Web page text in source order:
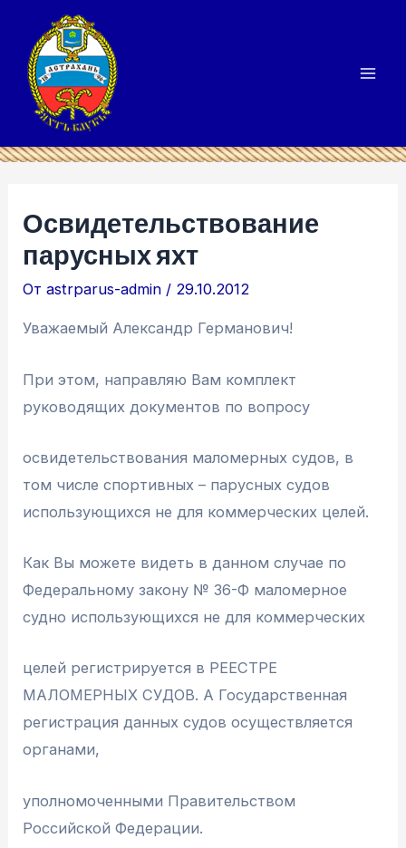
Перейти
содержимому
Освидетельствование
парусных яхт
Отastrparus-admin / 29.10.2012
Уважаемый Александр Германович!
При этом, направляю Вам комплект
руководящих документов по вопросу
освидетельствования маломерных судов, в
том числе спортивных – парусных судов
использующихся не для коммерческих целей.
Как Вы можете видеть в данном случае по
Федеральному закону № 36-Ф маломерное
судно использующихся не для коммерческих
целей регистрируется в РЕЕСТРЕ
МАЛОМЕРНЫХ СУДОВ. А Государственная
регистрация данных судов осуществляется
органами,
уполномоченными Правительством
Российской Федерации.